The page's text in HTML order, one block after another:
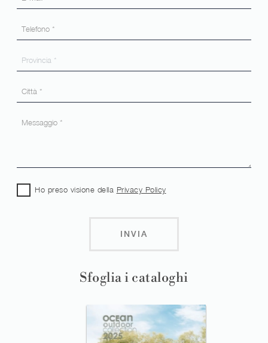
Sfoglia i cataloghi
Ho preso visione della Privacy Policy
INVIA